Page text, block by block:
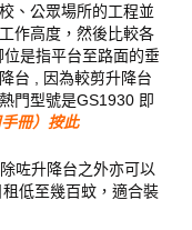
、公眾場所的工程並
作高度，然後比較各
是指平台至路面的垂
台 , 因為較剪升降台
門型號是GS1930 即
冊）按此
咗升降台之外亦可以
低至幾百蚊，適合裝